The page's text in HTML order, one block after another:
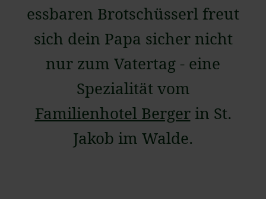
essbaren Brotschüsserl freut
sich dein Papa sicher nicht
nur zum Vatertag - eine
Spezialität vom
Familienhotel Bergerin St.
Jakob im Walde.